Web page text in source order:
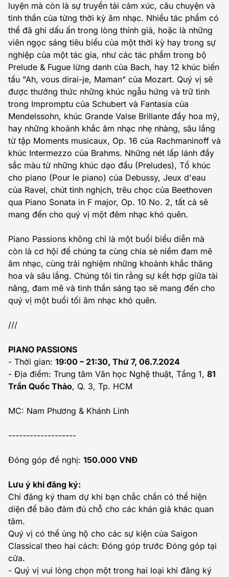
luyện mà còn là sự truyền tải cảm xúc, câu chuyện và
tinh thần của từng thời kỳ âm nhạc. Nhiều tác phẩm có
thể đã ghi dấu ấn trong lòng thính giả, hoặc là những
viên ngọc sáng tiêu biểu của một thời kỳ hay trong sự
nghiệp của một tác gia, như các tác phẩm trong bộ
Prelude & Fugue lừng danh của Bach, hay 12 khúc biến
tấu "Ah, vous dirai-je, Maman" của Mozart. Quý vị sẽ
được thưởng thức những khúc ngẫu hứng và trữ tình
trong Impromptu của Schubert và Fantasia của
Mendelssohn, khúc Grande Valse Brillante đầy hoa mỹ,
hay những khoảnh khắc âm nhạc nhẹ nhàng, sâu lắng
từ tập Moments musicaux, Op. 16 của Rachmaninoff và
khúc Intermezzo của Brahms. Những nét lấp lánh đầy
sắc màu từ những khúc dạo đầu (Preludes), Tổ khúc
cho piano (Pour le piano) của Debussy, Jeux d'eau
của Ravel, chút tinh nghịch, trêu chọc của Beethoven
qua Piano Sonata in F major, Op. 10 No. 2, tất cả sẽ
mang đến cho quý vị một đêm nhạc khó quên.
Piano Passions không chỉ là một buổi biểu diễn mà
còn là cơ hội để chúng ta cùng chia sẻ niềm đam mê
âm nhạc, cùng trải nghiệm những khoảnh khắc thăng
hoa và sâu lắng. Chúng tôi tin rằng sự kết hợp giữa tài
năng, đam mê và tinh thần sáng tạo sẽ mang đến cho
quý vị một buổi tối âm nhạc khó quên.
///
PIANO PASSIONS
- Thời gian: 19:00 – 21:30, Thứ 7, 06.7.2024
- Địa điểm: Trung tâm Văn học Nghệ thuật, Tầng 1, 81
Trần Quốc Thảo, Q. 3, Tp. HCM
MC: Nam Phương & Khánh Linh
-------------------
Đóng góp đề nghị: 150.000 VNĐ
Lưu ý khi đăng ký:
Chỉ đăng ký tham dự khi bạn chắc chắn có thể hiện
diện để bảo đảm đủ chỗ cho các khán giả khác quan
tâm.
Quý vị có thể ủng hộ cho các sự kiện của Saigon
Classical theo hai cách: Đóng góp trước Đóng góp tại
cửa.
- Quý vị vui lòng chọn một trong hai loại khi đăng ký